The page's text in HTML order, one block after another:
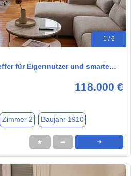
1 / 6
für Eigennutzer und smarte…
118.000 €
Zimmer 2 Baujahr 1910
★ ➦ ➜